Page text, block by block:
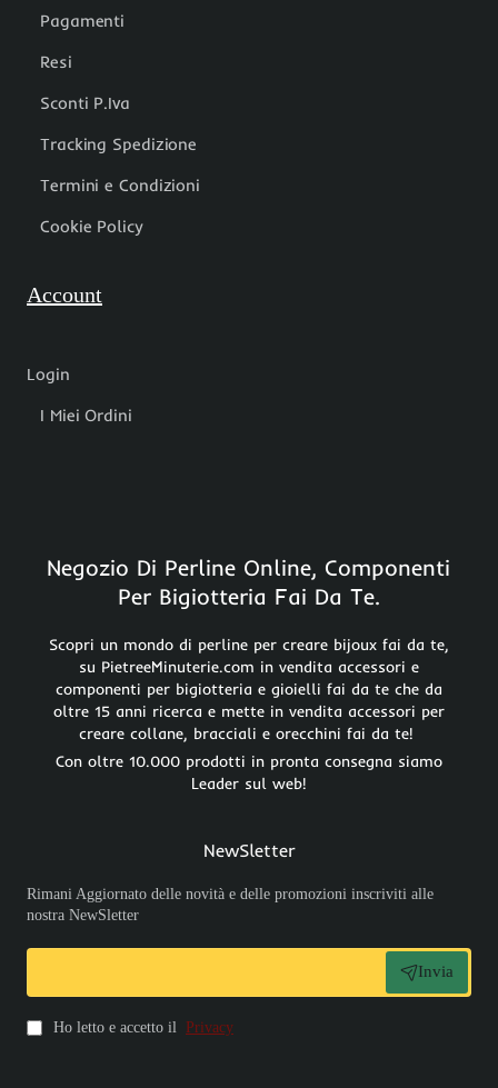
Pagamenti
Resi
Sconti P.Iva
Tracking Spedizione
Termini e Condizioni
Cookie Policy
Account
Login
I Miei Ordini
Negozio Di Perline Online, Componenti
Per Bigiotteria Fai Da Te.
Scopri un mondo di perline per creare bijoux fai da te,
su PietreeMinuterie.com in vendita accessori e
componenti per bigiotteria e gioielli fai da te che da
oltre 15 anni ricerca e mette in vendita accessori per
creare collane, bracciali e orecchini fai da te!
Con oltre 10.000 prodotti in pronta consegna siamo
Leader sul web!
NewSletter
Rimani Aggiornato delle novità e delle promozioni inscriviti alle
nostra NewSletter
Invia
Ho letto e accetto il Privacy